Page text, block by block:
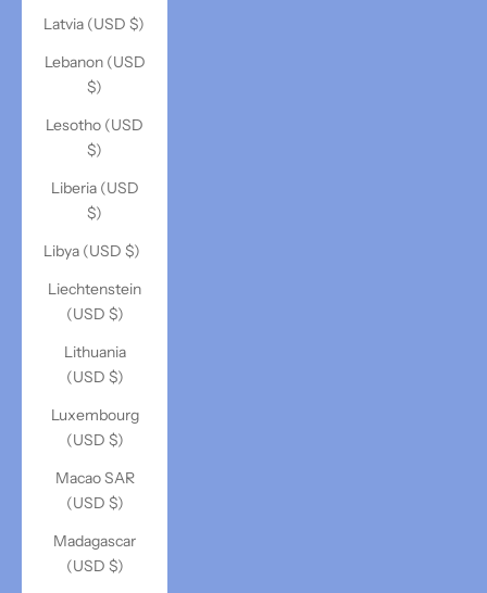
Latvia (USD $)
Lebanon (USD
$)
Lesotho (USD
$)
Liberia (USD
$)
Libya (USD $)
Liechtenstein
(USD $)
Lithuania
(USD $)
Luxembourg
(USD $)
Macao SAR
(USD $)
Madagascar
(USD $)